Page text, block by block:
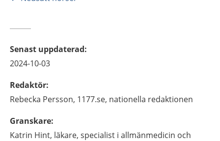
Senast uppdaterad:
2024-10-03
Redaktör:
Rebecka Persson, 1177.se, nationella redaktionen
Granskare:
Katrin Hint, läkare, specialist i allmänmedicin och